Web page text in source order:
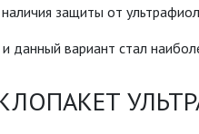
защиты от
данный вариант стал